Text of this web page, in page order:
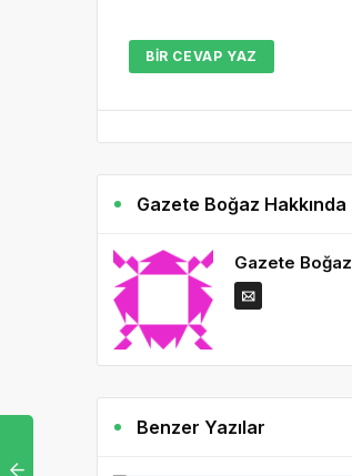
BIR CEVAP YAZ
Gazete Boğaz Hakkında
Gazete Boğaz
Benzer Yazılar